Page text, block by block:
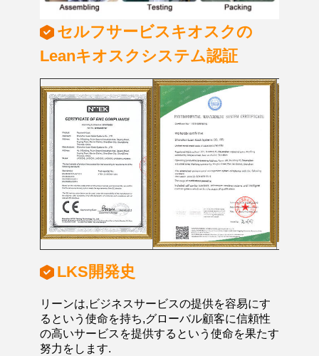
セルフサービスキオスクの
Leanキオスクシステム認証
LKS開発史
リーンは,ビジネスサービスの提供を容易にす
るという使命を持ち,グローバル顧客に信頼性
の高いサービスを提供するという使命を果たす
努力をします.